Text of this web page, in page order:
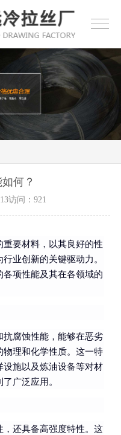
何？
访问：921
要材料，以其良好的性
业创新的关键驱动力。
项性能及其在各领域的
腐蚀性能，能够在恶劣
理和化学性质。这一特
施以及炼油设备等对材
广泛应用。
还具备高强度特性。这